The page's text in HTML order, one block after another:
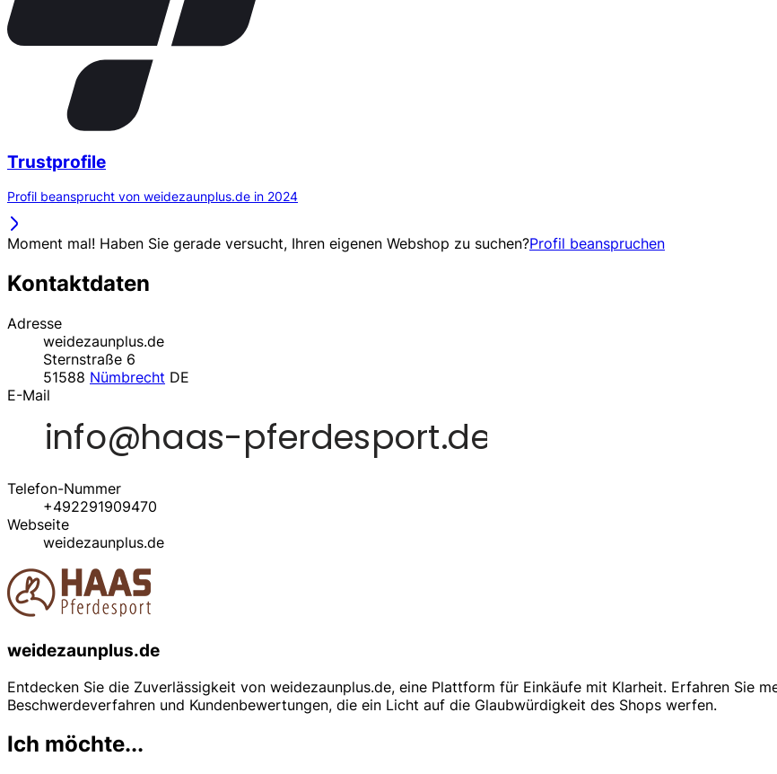
Trustprofile
Profil beansprucht von weidezaunplus.de in 2024
Moment mal! Haben Sie gerade versucht, Ihren eigenen Webshop zu suchen?Profil beanspruchen
Kontaktdaten
Adresse
weidezaunplus.de
Sternstraße 6
51588 Nümbrecht DE
E-Mail
Telefon-Nummer
+492291909470
Webseite
weidezaunplus.de
weidezaunplus.de
Entdecken Sie die Zuverlässigkeit von weidezaunplus.de, eine Plattform für Einkäufe mit Klarheit. Erfahren Sie
Beschwerdeverfahren und Kundenbewertungen, die ein Licht auf die Glaubwürdigkeit des Shops werfen.
Ich möchte...